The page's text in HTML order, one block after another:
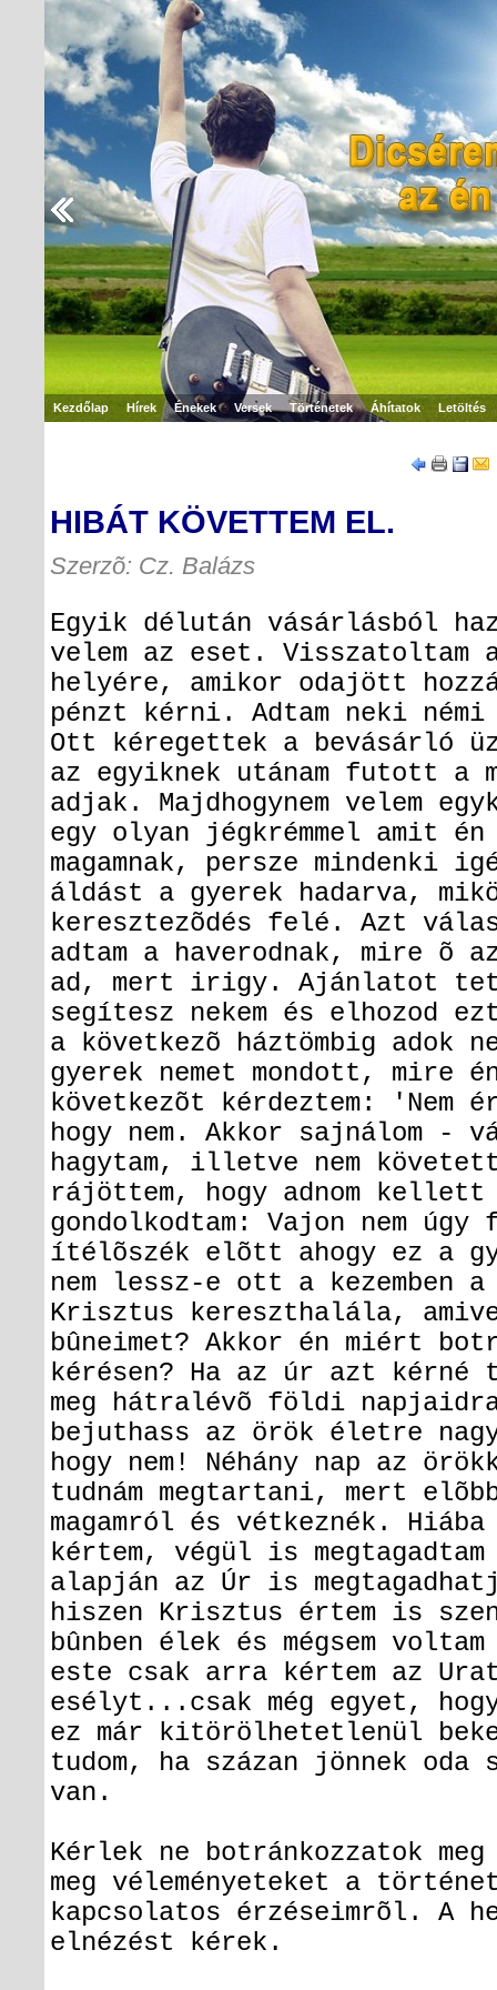
Kezdőlap Hírek Énekek Versek Történetek Áhítatok Letöltés
HIBÁT KÖVETTEM EL.
Szerzõ: Cz. Balázs
Egyik délután vásárlásból
velem az eset. Visszatoltam
helyére, amikor odajött
pénzt kérni. Adtam neki
Ott kéregettek a bevásárló
az egyiknek utánam futott a
adjak. Majdhogynem velem
egy olyan jégkrémmel amit én
magamnak, persze mindenki
áldást a gyerek hadarva,
keresztezõdés felé. Azt
adtam a haverodnak, mire õ
ad, mert irigy. Ajánlatot
segítesz nekem és elhozod
a következõ háztömbig adok
gyerek nemet mondott, mire
következõt kérdeztem: 'Nem
hogy nem. Akkor sajnálom -
hagytam, illetve nem
rájöttem, hogy adnom
gondolkodtam: Vajon nem
ítélõszék elõtt ahogy ez a
nem lessz-e ott a kezemben a
Krisztus kereszthalála,
bûneimet? Akkor én miért
kérésen? Ha az úr azt kérné
meg hátralévõ földi
bejuthass az örök életre
hogy nem! Néhány nap az
tudnám megtartani, mert
magamról és vétkeznék.
kértem, végül is megtagadtam
alapján az Úr is
hiszen Krisztus értem is
bûnben élek és mégsem
este csak arra kértem az
esélyt...csak még egyet,
ez már kitörölhetetlenül
tudom, ha százan jönnek oda
van.
Kérlek ne botránkozzatok
meg véleményeteket a
kapcsolatos érzéseimrõl. A
elnézést kérek.